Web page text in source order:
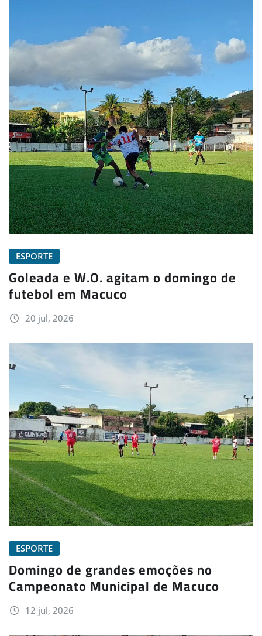
ESPORTE
Goleada e W.O. agitam o domingo de
futebol em Macuco
20 jul, 2026
ESPORTE
Domingo de grandes emoções no
Campeonato Municipal de Macuco
12 jul, 2026